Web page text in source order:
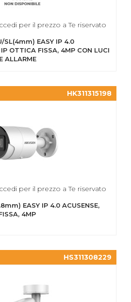
per il prezzo a Te riservato
SL(4mm) EASY IP 4.0
OTTICA FISSA, 4MP CON LUCI
ALLARME
HK311315198
per il prezzo a Te riservato
EASY IP 4.0 ACUSENSE,
4MP
HS311308229